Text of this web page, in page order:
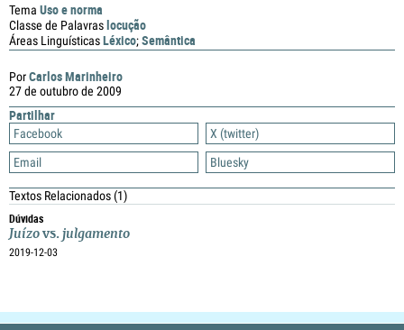
PorCarlos Marinheiro
27 de outubro de 2009
Partilhar
Facebook
X (twitter)
Email
Bluesky
Textos Relacionados(1)
Dúvidas
Juízo vs. julgamento
2019-12-03
Tema Uso e norma
Classe de Palavraslocução
Áreas LinguísticasLéxico;Semântica